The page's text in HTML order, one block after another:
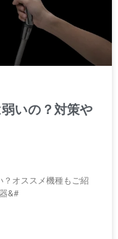
いの？対策や
？オススメ機種もご紹
&#